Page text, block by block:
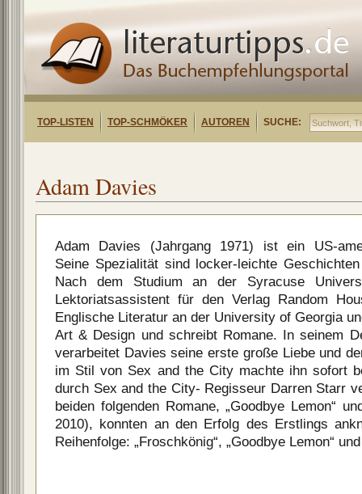
TOP-LISTEN TOP-SCHMÖKER AUTOREN SUCHE:
Adam Davies
Adam Davies (Jahrgang 1971) ist ein US-
Seine Spezialität sind locker-leichte
Nach dem Studium an der Syracuse
Lektoriatsassistent für den Verlag Random
Englische Literatur an der University of Georgia
Art & Design und schreibt Romane. In seinem
verarbeitet Davies seine erste große Liebe und
im Stil von Sex and the City machte ihn sofort
durch Sex and the City- Regisseur Darren Starr
beiden folgenden Romane, „Goodbye Lemon“
2010), konnten an den Erfolg des Erstlings
Reihenfolge: „Froschkönig“, „Goodbye Lemon“